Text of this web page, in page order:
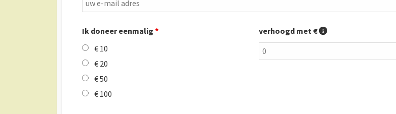
Ik doneer eenmalig *
€ 10
€ 20
€ 50
€ 100
verhoogd met €